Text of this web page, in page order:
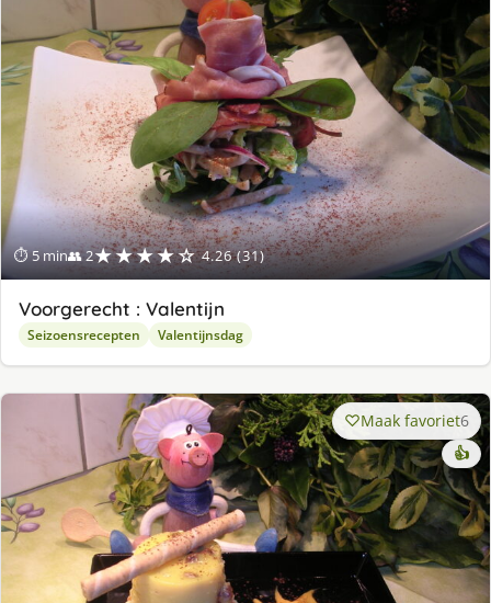
⏱ 5 min👥 2★★★★☆ 4.26 (31)
Voorgerecht : Valentijn
Seizoensrecepten Valentijnsdag
Maak favoriet6
👍